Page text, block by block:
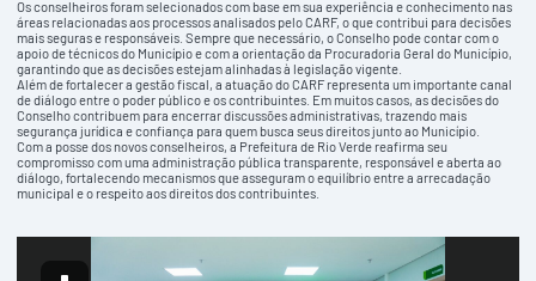
Os conselheiros foram selecionados com base em sua experiência e conhecimento nas
áreas relacionadas aos processos analisados pelo CARF, o que contribui para decisões
mais seguras e responsáveis. Sempre que necessário, o Conselho pode contar com o
apoio de técnicos do Município e com a orientação da Procuradoria Geral do Município,
garantindo que as decisões estejam alinhadas à legislação vigente.
Além de fortalecer a gestão fiscal, a atuação do CARF representa um importante canal
de diálogo entre o poder público e os contribuintes. Em muitos casos, as decisões do
Conselho contribuem para encerrar discussões administrativas, trazendo mais
segurança jurídica e confiança para quem busca seus direitos junto ao Município.
Com a posse dos novos conselheiros, a Prefeitura de Rio Verde reafirma seu
compromisso com uma administração pública transparente, responsável e aberta ao
diálogo, fortalecendo mecanismos que asseguram o equilíbrio entre a arrecadação
municipal e o respeito aos direitos dos contribuintes.